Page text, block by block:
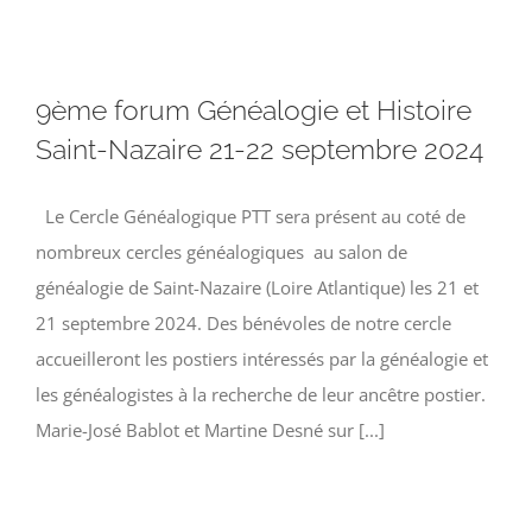
9ème forum Généalogie et Histoire
Saint-Nazaire 21-22 septembre 2024
Le Cercle Généalogique PTT sera présent au coté de
nombreux cercles généalogiques au salon de
généalogie de Saint-Nazaire (Loire Atlantique) les 21 et
21 septembre 2024. Des bénévoles de notre cercle
accueilleront les postiers intéressés par la généalogie et
les généalogistes à la recherche de leur ancêtre postier.
Marie-José Bablot et Martine Desné sur [...]